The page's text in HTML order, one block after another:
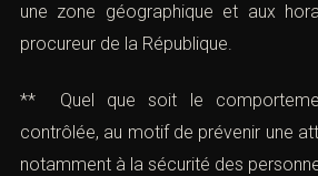
une zone géographique et aux
procureur de la République.
** Quel que soit le
contrôlée, au motif de prévenir une
notamment à la sécurité des